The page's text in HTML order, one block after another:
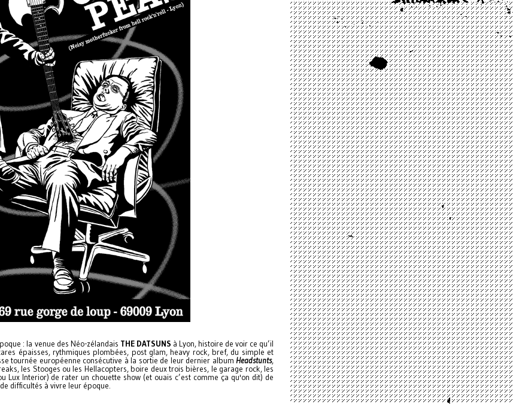
: la venue des Néo-zélandais THE DATSUNS à Lyon, histoire de voir ce qu’il
épaisses, rythmiques plombées, post glam, heavy rock, bref, du simple et
tournée européenne consécutive à la sortie de leur dernier album Headstunts,
les Stooges ou les Hellacopters, boire deux trois bières, le garage rock, les
Lux Interior) de rater un chouette show (et ouais c’est comme ça qu'on dit) de
difficultés à vivre leur époque.